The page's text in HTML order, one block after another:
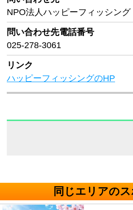
NPO法人ハッピーフィッシング
問い合わせ先電話番号
025-278-3061
リンク
ハッピーフィッシングのHP
同じエリアのス